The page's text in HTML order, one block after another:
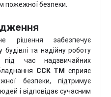
пожежної безпеки.
рішення забезпечує
та надійну роботу
під час надзвичайних
ССК ТМ
сприяє
безпеки, підтримує
і відповідає сучасним